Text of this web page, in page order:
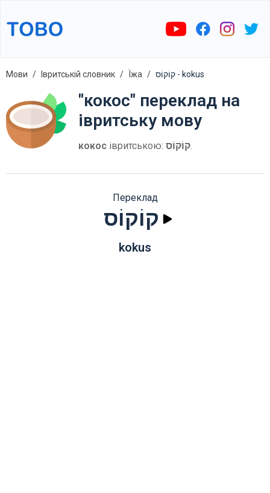
Мови Івритській словник Їжа קוֹקוֹס - kokus
"кокос" переклад на
івритську мову
кокос івритською: קוֹקוֹס.
Переклад
קוֹקוֹס
kokus